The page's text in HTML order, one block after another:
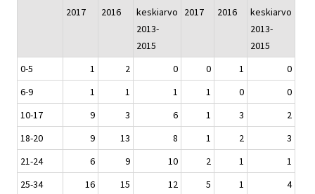
2017
2016
keskiarvo
2013-
2015
2017
2016
keskiarvo
2013-
2015
0-5
1 2 0 0 1
0
6-9
1 1 1 1 0
0
10-17
9 3 6 1 3
2
18-20
9 13 8 1 2
3
21-24
6 9 10 2 1
1
25-34
16 15 12 5 1
4